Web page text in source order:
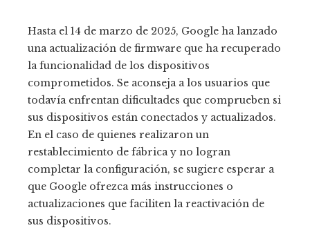
Hasta el 14 de marzo de 2025, Google ha lanzado
una actualización de firmware que ha recuperado
la funcionalidad de los dispositivos
comprometidos. Se aconseja a los usuarios que
todavía enfrentan dificultades que comprueben si
sus dispositivos están conectados y actualizados.
En el caso de quienes realizaron un
restablecimiento de fábrica y no logran
completar la configuración, se sugiere esperar a
que Google ofrezca más instrucciones o
actualizaciones que faciliten la reactivación de
sus dispositivos.